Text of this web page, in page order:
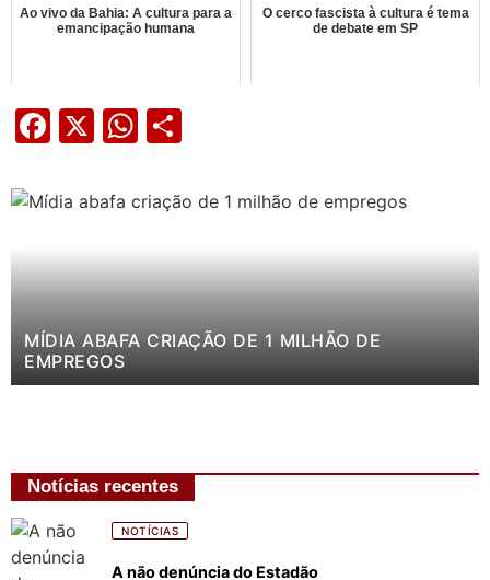
Ao vivo da Bahia: A cultura para a
emancipação humana
O cerco fascista à cultura é tema
de debate em SP
Facebook
X WhatsApp
MÍDIA ABAFA CRIAÇÃO DE 1 MILHÃO DE
EMPREGOS
Notícias recentes
NOTÍCIAS
A não denúncia do Estadão